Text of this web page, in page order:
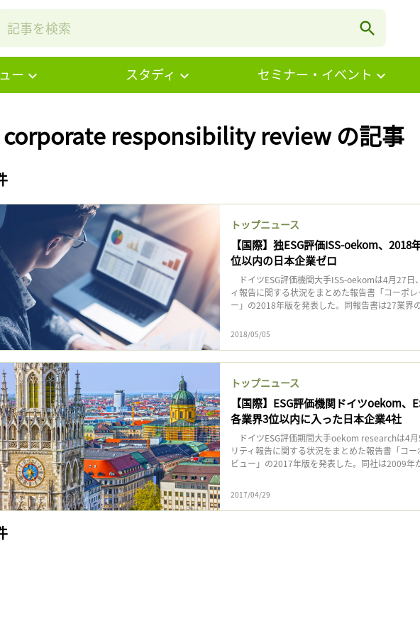
ー スタディ セミナー・イベント
responsibility review の記事
トップニュース
【国際】独ESG評価ISS-oekom、
位以内の日本企業ゼロ
ドイツESG評価機関大手ISS-oekomは4月27日
ィ報告に関する状況をまとめた報告書「コーポ
ー」の2018年版を発表した。同報告書は27業界
2018/05/05
トップニュース
【国際】ESG評価機関ドイツoekom、
各業界3位以内に入った日本企業4社
ドイツESG評価期間大手oekom researchは4
リティ報告に関する状況をまとめた報告書「コ
ビュー」の2017年版を発表した。同社は2009
2017/04/29